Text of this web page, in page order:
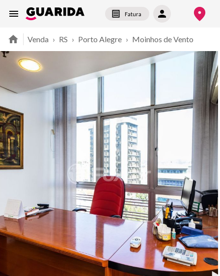
Fatura
Venda › RS › Porto Alegre › Moinhos de Vento